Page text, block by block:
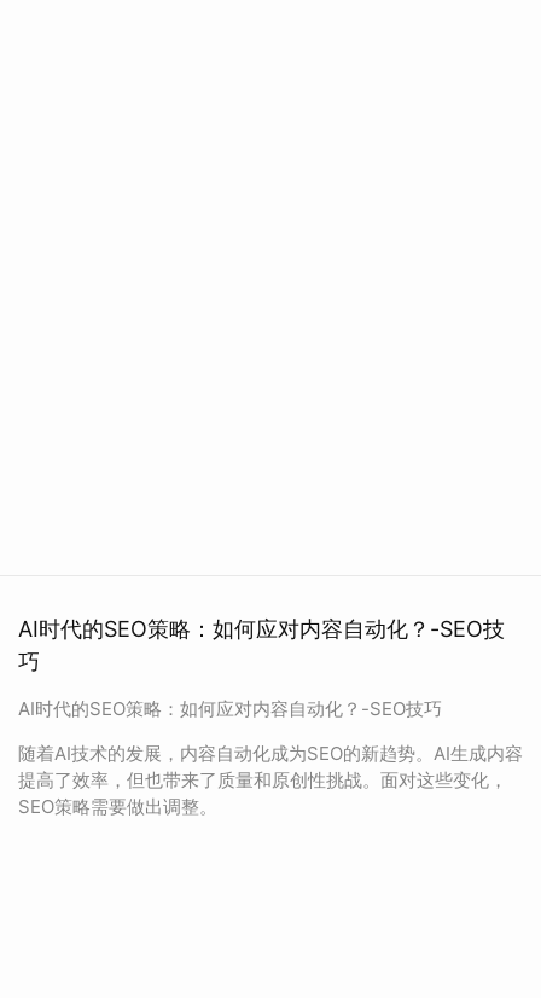
AI时代的SEO策略：如何应对内容自动化？-SEO技
巧
AI时代的SEO策略：如何应对内容自动化？-SEO技巧
随着AI技术的发展，内容自动化成为SEO的新趋势。AI生成内容
提高了效率，但也带来了质量和原创性挑战。面对这些变化，
SEO策略需要做出调整。